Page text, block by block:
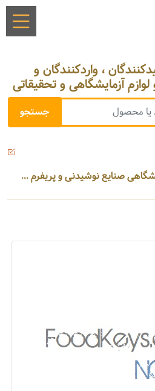
، واردکنندگان و
آزمایشگاهی و تحقیقاتی